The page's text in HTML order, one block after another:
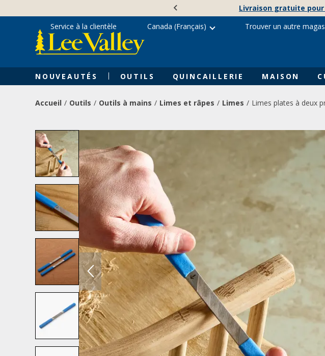
content
Livraison gratuite
NOUVEAUTÉS OUTILS QUINCAILLERIE MAISON
Service à la clientèle Canada (Français) Trouver un autre
Accueil Outils Outils à mains Limes et râpes Limes Limes plates à deux